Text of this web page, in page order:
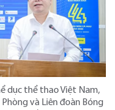
dục thể thao Việt Nam,
Phòng và Liên đoàn Bóng